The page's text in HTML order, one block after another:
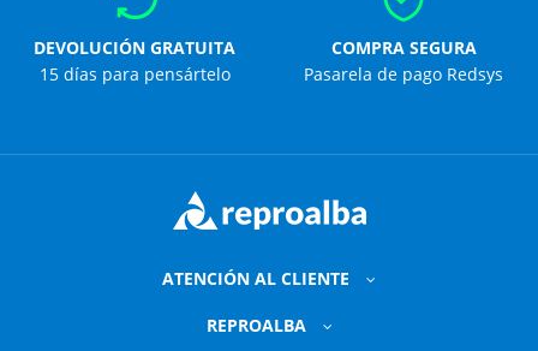
DEVOLUCIÓN GRATUITA
15 días para pensártelo
COMPRA SEGURA
Pasarela de pago Redsys
ATENCIÓN AL CLIENTE
REPROALBA